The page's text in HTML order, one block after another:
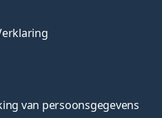
van persoonsgegevens